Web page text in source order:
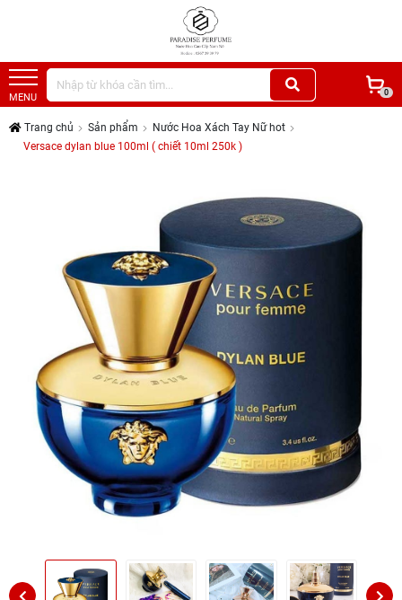
MENU 0
Trang chủ Sản phẩm
Nước Hoa Xách Tay Nữ hot
Versace dylan blue 100ml ( chiết 10ml 250k )